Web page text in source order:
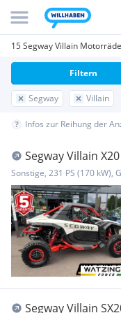
15 Segway Villain
Segway Villain
Filtern
Infos zur Reihung der
Segway Villain
Buggy
Sonstige, 231 PS (170 kW),
Segway Villain